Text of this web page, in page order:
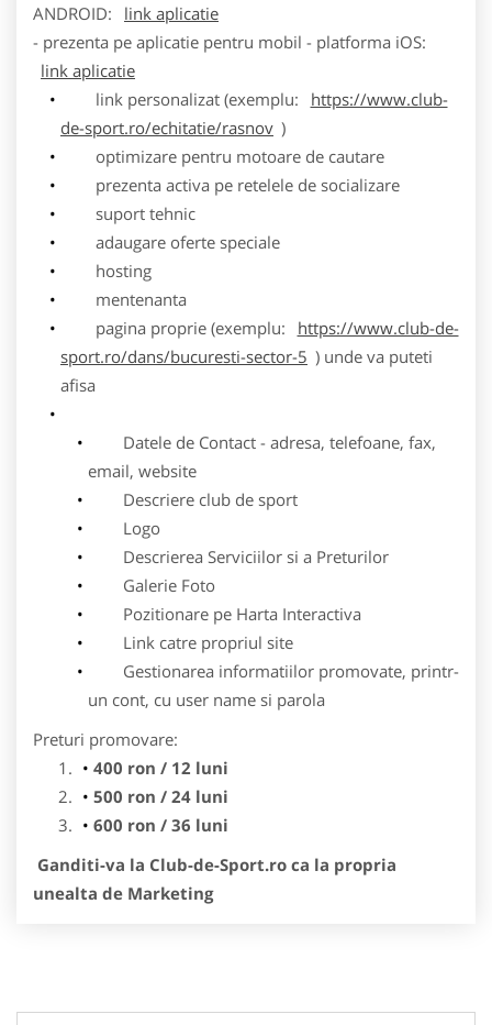
ANDROID:
link aplicatie
- prezenta pe aplicatie pentru mobil - platforma iOS:
link aplicatie
link personalizat (exemplu:
https://www.club-
de-sport.ro/echitatie/rasnov )
optimizare pentru motoare de cautare
prezenta activa pe retelele de socializare
suport tehnic
adaugare oferte speciale
hosting
mentenanta
pagina proprie (exemplu:
https://www.club-de-
sport.ro/dans/bucuresti-sector-5 ) unde va puteti
afisa
Datele de Contact - adresa, telefoane, fax,
email, website
Descriere club de sport
Logo
Descrierea Serviciilor si a Preturilor
Galerie Foto
Pozitionare pe Harta Interactiva
Link catre propriul site
Gestionarea informatiilor promovate, printr-
un cont, cu user name si parola
Preturi promovare:
400 ron / 12 luni
500 ron / 24 luni
600 ron / 36 luni
Ganditi-va la Club-de-Sport.ro ca la propria
unealta de Marketing